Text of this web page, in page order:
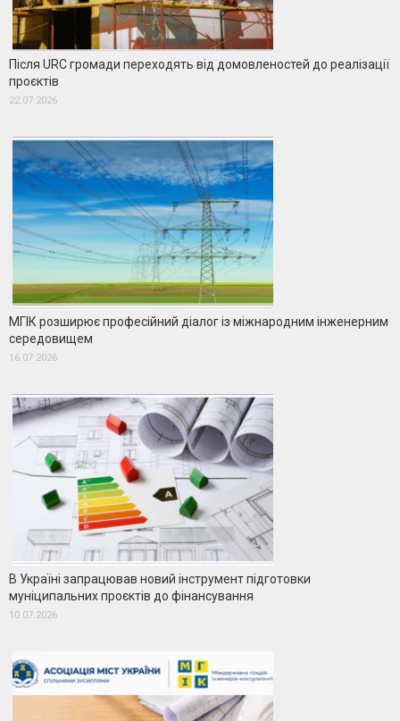
Після URC громади переходять від домовленостей до реалізації
проєктів
22.07.2026
МГІК розширює професійний діалог із міжнародним інженерним
середовищем
16.07.2026
В Україні запрацював новий інструмент підготовки
муніципальних проєктів до фінансування
10.07.2026